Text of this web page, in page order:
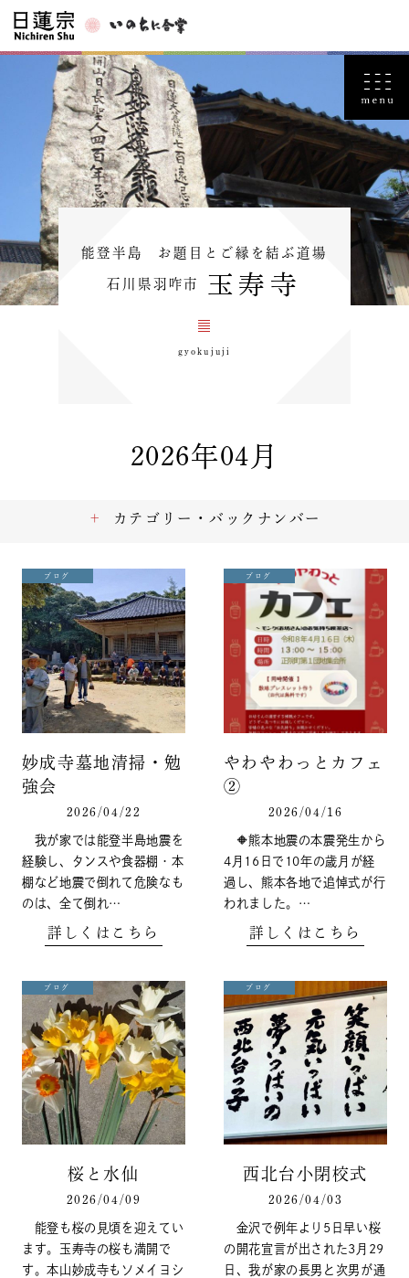
能登半島 お題目とご縁を結ぶ道場
石川県羽咋市 玉寿寺
gyokujuji
2026年04月
ブログ
妙成寺墓地清掃・勉
強会
2026/04/22
我が家では能登半島地震を
経験し、タンスや食器棚・本
棚など地震で倒れて危険なも
のは、全て倒れ…
詳しくはこちら
ブログ
やわやわっとカフェ
②
2026/04/16
🔶熊本地震の本震発生から
4月16日で10年の歳月が経
過し、熊本各地で追悼式が行
われました。…
詳しくはこちら
ブログ
桜と水仙
2026/04/09
能登も桜の見頃を迎えてい
ます。玉寿寺の桜も満開で
す。本山妙成寺もソメイヨシ
ブログ
西北台小閉校式
2026/04/03
金沢で例年より5日早い桜
の開花宣言が出された3月29
日、我が家の長男と次男が通
カテゴリー・バックナンバー